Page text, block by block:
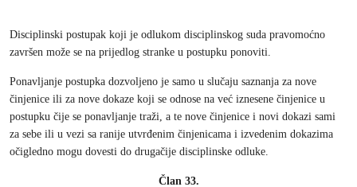
Disciplinski postupak koji je odlukom disciplinskog suda pravomoćno
završen može se na prijedlog stranke u postupku ponoviti.
Ponavljanje postupka dozvoljeno je samo u slučaju saznanja za nove
činjenice ili za nove dokaze koji se odnose na već iznesene činjenice u
postupku čije se ponavljanje traži, a te nove činjenice i novi dokazi sami
za sebe ili u vezi sa ranije utvrđenim činjenicama i izvedenim dokazima
očigledno mogu dovesti do drugačije disciplinske odluke.
Član 33.